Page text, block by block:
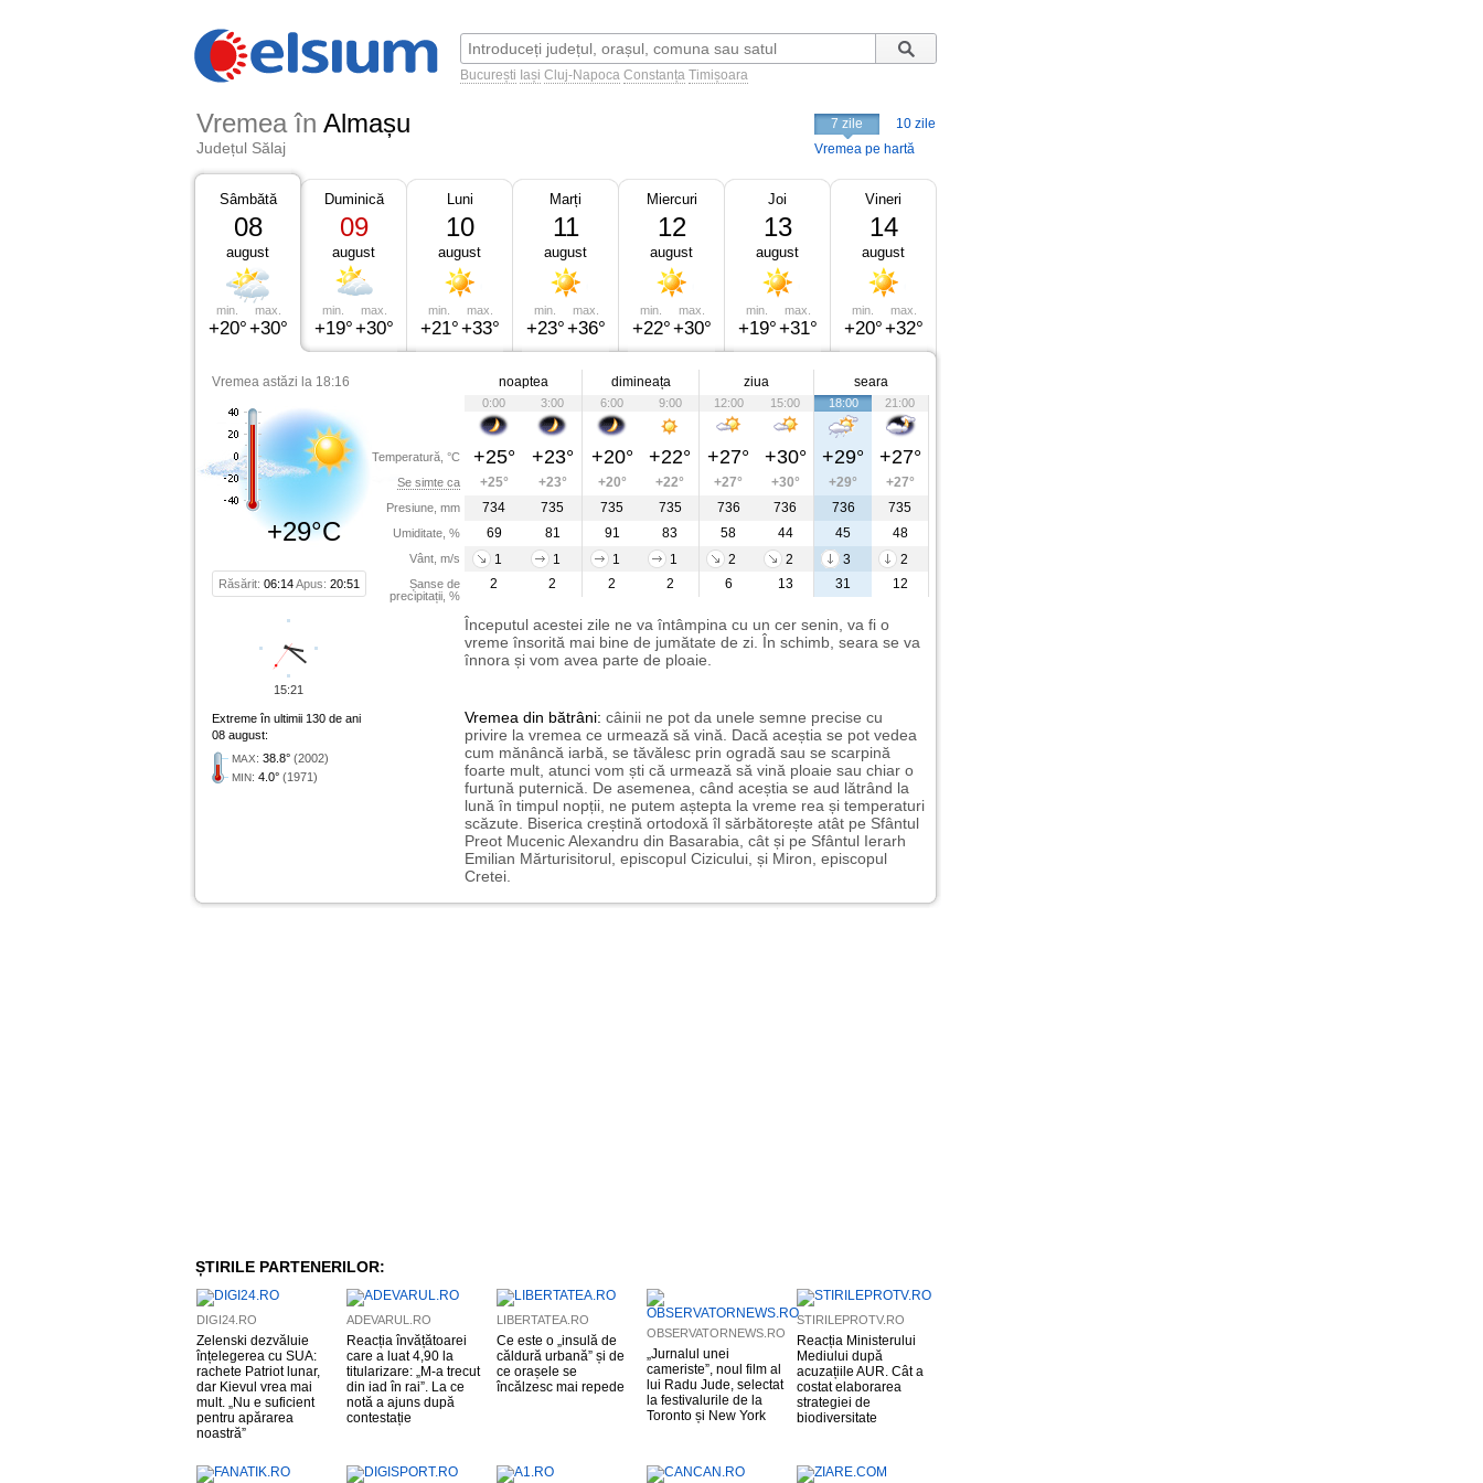
București Iași Cluj-Napoca Constanța Timișoara
Vremea în Almașu
Județul Sălaj
7 zile
10 zile
Vremea pe hartă
Sâmbătă
08
august
min.
+20°
max.
+30°
Duminică
09
august
min.
+19°
max.
+30°
Luni
10
august
min.
+21°
max.
+33°
Marți
11
august
min.
+23°
max.
+36°
Miercuri
12
august
min.
+22°
max.
+30°
Joi
13
august
min.
+19°
max.
+31°
Vineri
14
august
min.
+20°
max.
+32°
Vremea astăzi la 18:16
+29°C
Răsărit: 06:14Apus: 20:51
Temperatură, °C
Se simte ca
Presiune, mm
Umiditate, %
Vânt, m/s
Șanse de
precipitații, %
noaptea dimineața ziua seara
0:00 3:00 6:00 9:00 12:00 15:00 18:00 21:00
+25° +23° +20° +22° +27° +30° +29° +27°
+25° +23° +20° +22° +27° +30° +29°
+27°
734
735 735 735 736 736 736
735
69
81 91 83 58 44 45
48
1
1 1 1 2 2 3
2
2
2 2 2 6 13 31 12
Începutul acestei zile ne va întâmpina cu un cer senin, va fi o
vreme însorită mai bine de jumătate de zi. În schimb, seara se va
înnora și vom avea parte de ploaie.
Extreme în ultimii 130 de ani
08 august:
MAX: 38.8° (2002)
MIN: 4.0° (1971)
Vremea din bătrâni: câinii ne pot da unele semne precise cu
privire la vremea ce urmează să vină. Dacă aceștia se pot vedea
cum mănâncă iarbă, se tăvălesc prin ogradă sau se scarpină
foarte mult, atunci vom ști că urmează să vină ploaie sau chiar o
furtună puternică. De asemenea, când aceștia se aud lătrând la
lună în timpul nopții, ne putem aștepta la vreme rea și temperaturi
scăzute. Biserica creștină ortodoxă îl sărbătorește atât pe Sfântul
Preot Mucenic Alexandru din Basarabia, cât și pe Sfântul Ierarh
Emilian Mărturisitorul, episcopul Cizicului, și Miron, episcopul
Cretei.
15:21
ȘTIRILE PARTENERILOR:
DIGI24.RO
Zelenski dezvăluie
înțelegerea cu SUA:
rachete Patriot lunar,
dar Kievul vrea mai
mult. „Nu e suficient
pentru apărarea
noastră”
ADEVARUL.RO
Reacția învățătoarei
care a luat 4,90 la
titularizare: „M-a trecut
din iad în rai”. La ce
notă a ajuns după
contestație
LIBERTATEA.RO
Ce este o „insulă de
căldură urbană” și de
ce orașele se
încălzesc mai repede
OBSERVATORNEWS.RO
„Jurnalul unei
cameriste”, noul film al
lui Radu Jude, selectat
la festivalurile de la
Toronto și New York
STIRILEPROTV.RO
Reacția Ministerului
Mediului după
acuzațiile AUR. Cât a
costat elaborarea
strategiei de
biodiversitate